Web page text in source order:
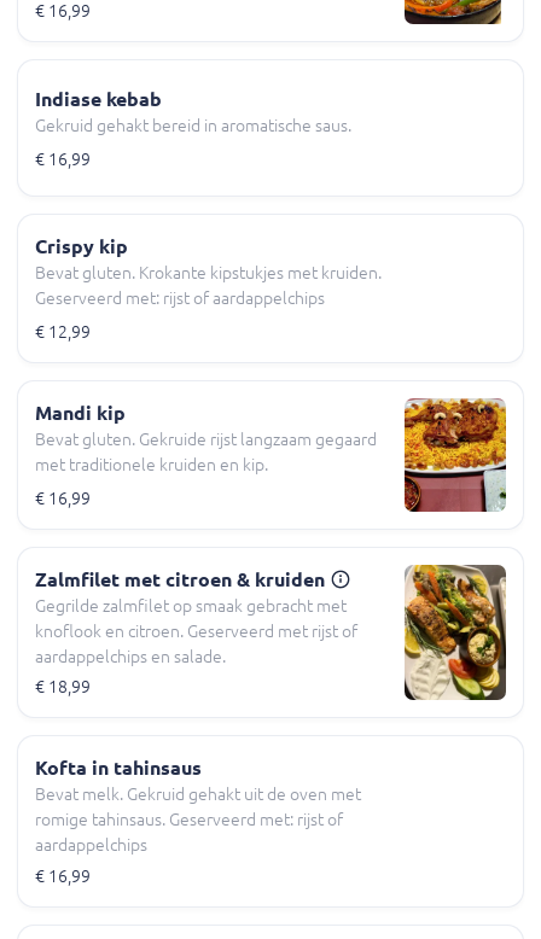
€ 16,99
Indiase kebab
Gekruid gehakt bereid in aromatische saus.
€ 16,99
Crispy kip
Bevat gluten. Krokante kipstukjes met kruiden.
Geserveerd met: rijst of aardappelchips
€ 12,99
Mandi kip
Bevat gluten. Gekruide rijst langzaam gegaard
met traditionele kruiden en kip.
€ 16,99
Zalmfilet met citroen & kruiden
Gegrilde zalmfilet op smaak gebracht met
knoflook en citroen. Geserveerd met rijst of
aardappelchips en salade.
€ 18,99
Kofta in tahinsaus
Bevat melk. Gekruid gehakt uit de oven met
romige tahinsaus. Geserveerd met: rijst of
aardappelchips
€ 16,99